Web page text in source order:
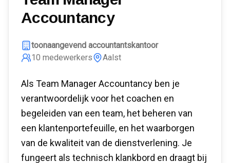
Accountancy
toonaangevend accountantskantoor
10 medewerkers Aalst
Als Team Manager Accountancy ben je
verantwoordelijk voor het coachen en
begeleiden van een team, het beheren van
een klantenportefeuille, en het waarborgen
van de kwaliteit van de dienstverlening. Je
fungeert als technisch klankbord en draagt bij